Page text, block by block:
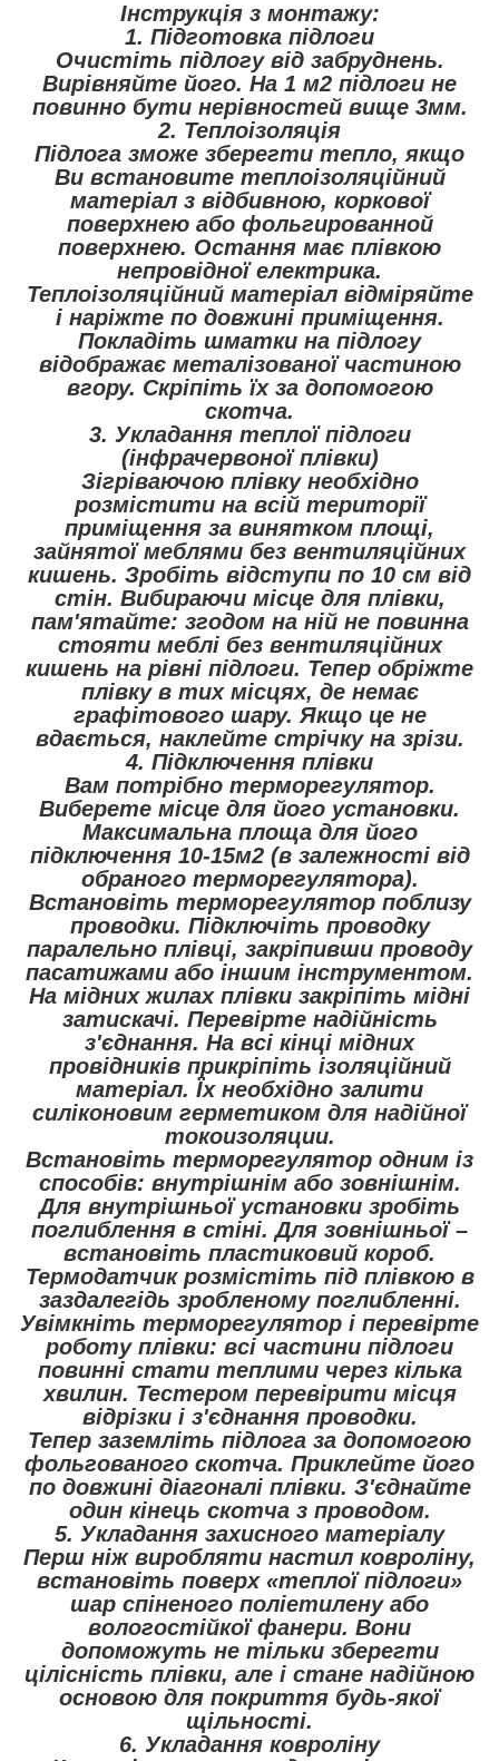
Інструкція з монтажу:
1. Підготовка підлоги
Очистіть підлогу від забруднень.
Вирівняйте його. На 1 м2 підлоги не
повинно бути нерівностей вище 3мм.
2. Теплоізоляція
Підлога зможе зберегти тепло, якщо
Ви встановите теплоізоляційний
матеріал з відбивною, коркової
поверхнею або фольгированной
поверхнею. Остання має плівкою
непровідної електрика.
Теплоізоляційний матеріал відміряйте
і наріжте по довжині приміщення.
Покладіть шматки на підлогу
відображає металізованої частиною
вгору. Скріпіть їх за допомогою
скотча.
3. Укладання теплої підлоги
(інфрачервоної плівки)
Зігріваючою плівку необхідно
розмістити на всій території
приміщення за винятком площі,
зайнятої меблями без вентиляційних
кишень. Зробіть відступи по 10 см від
стін. Вибираючи місце для плівки,
пам'ятайте: згодом на ній не повинна
стояти меблі без вентиляційних
кишень на рівні підлоги. Тепер обріжте
плівку в тих місцях, де немає
графітового шару. Якщо це не
вдається, наклейте стрічку на зрізи.
4. Підключення плівки
Вам потрібно терморегулятор.
Виберете місце для його установки.
Максимальна площа для його
підключення 10-15м2 (в залежності від
обраного терморегулятора).
Встановіть терморегулятор поблизу
проводки. Підключіть проводку
паралельно плівці, закріпивши проводу
пасатижами або іншим інструментом.
На мідних жилах плівки закріпіть мідні
затискачі. Перевірте надійність
з'єднання. На всі кінці мідних
провідників прикріпіть ізоляційний
матеріал. Їх необхідно залити
силіконовим герметиком для надійної
токоизоляции.
Встановіть терморегулятор одним із
способів: внутрішнім або зовнішнім.
Для внутрішньої установки зробіть
поглиблення в стіні. Для зовнішньої –
встановіть пластиковий короб.
Термодатчик розмістіть під плівкою в
заздалегідь зробленому поглибленні.
Увімкніть терморегулятор і перевірте
роботу плівки: всі частини підлоги
повинні стати теплими через кілька
хвилин. Тестером перевірити місця
відрізки і з'єднання проводки.
Тепер заземліть підлога за допомогою
фольгованого скотча. Приклейте його
по довжині діагоналі плівки. З'єднайте
один кінець скотча з проводом.
5. Укладання захисного матеріалу
Перш ніж виробляти настил ковроліну,
встановіть поверх «теплої підлоги»
шар спіненого поліетилену або
вологостійкої фанери. Вони
допоможуть не тільки зберегти
цілісність плівки, але і стане надійною
основою для покриття будь-якої
щільності.
6. Укладання ковроліну